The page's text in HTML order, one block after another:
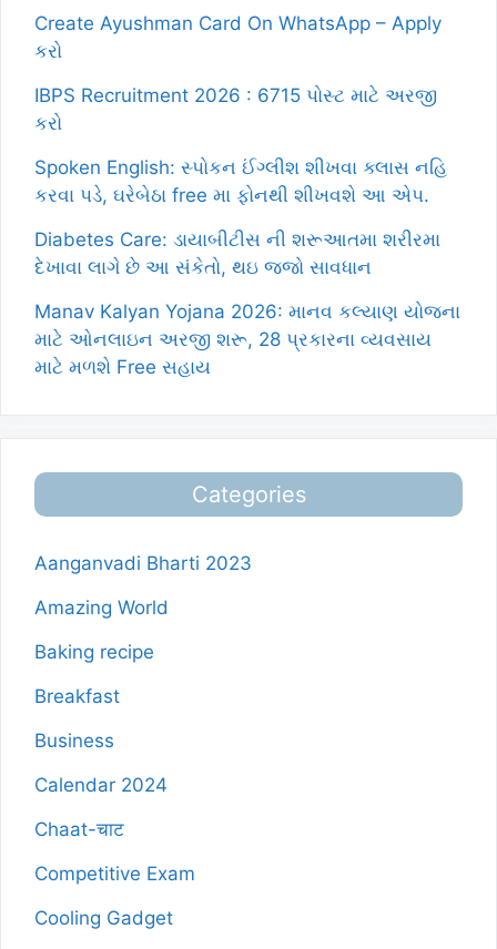
Create Ayushman Card On WhatsApp – Apply
કરો
IBPS Recruitment 2026 : 6715 પોસ્ટ માટે અરજી
કરો
Spoken English: સ્પોકન ઈંગ્લીશ શીખવા ક્લાસ નહિ
કરવા પડે, ઘરેબેઠા free મા ફોનથી શીખવશે આ એપ.
Diabetes Care: ડાયાબીટીસ ની શરૂઆતમા શરીરમા
દેખાવા લાગે છે આ સંકેતો, થઇ જજો સાવધાન
Manav Kalyan Yojana 2026: માનવ કલ્યાણ યોજના
માટે ઓનલાઇન અરજી શરૂ, 28 પ્રકારના વ્યવસાય
માટે મળશે Free સહાય
Categories
Aanganvadi Bharti 2023
Amazing World
Baking recipe
Breakfast
Business
Calendar 2024
Chaat-चाट
Competitive Exam
Cooling Gadget